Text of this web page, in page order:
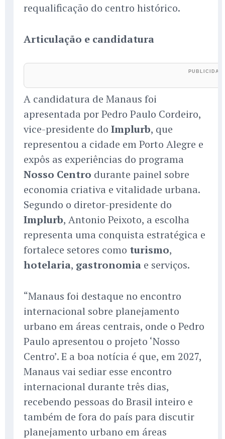
requalificação do centro histórico.
Articulação e candidatura
A candidatura de Manaus foi
apresentada por Pedro Paulo Cordeiro,
vice-presidente do Implurb, que
representou a cidade em Porto Alegre e
expôs as experiências do programa
Nosso Centro durante painel sobre
economia criativa e vitalidade urbana.
Segundo o diretor-presidente do
Implurb, Antonio Peixoto, a escolha
representa uma conquista estratégica e
fortalece setores como turismo,
hotelaria, gastronomia e serviços.
“Manaus foi destaque no encontro
internacional sobre planejamento
urbano em áreas centrais, onde o Pedro
Paulo apresentou o projeto ‘Nosso
Centro’. E a boa notícia é que, em 2027,
Manaus vai sediar esse encontro
internacional durante três dias,
recebendo pessoas do Brasil inteiro e
também de fora do país para discutir
planejamento urbano em áreas